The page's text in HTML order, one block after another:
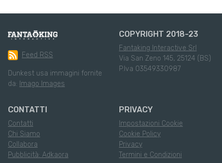
Feed RSS
Dunkest usa immagini fornite
da: Imago Images
COPYRIGHT 2018-23
Fantaking Interactive Srl
Via San Zeno 145, 25124 (BS)
P.Iva 03549330987
CONTATTI
Contatti
Chi Siamo
Collabora
Pubblicità: Adkaora
PRIVACY
Impostazioni Cookie
Cookie Policy
Privacy
Termini e Condizioni